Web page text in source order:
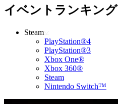
イベントランキング
Steam
PlayStation®4
PlayStation®3
Xbox One®
Xbox 360®
Steam
Nintendo Switch™